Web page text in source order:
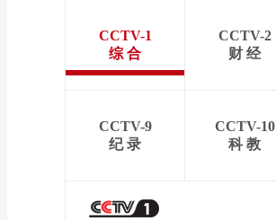
CCTV-1
综 合
CCTV-2
财 经
CCTV-9
纪 录
CCTV-10
科 教